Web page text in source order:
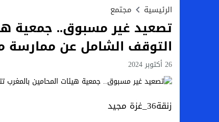
Previous
Next
الرئيسية مجتمع
تصعيد غير مسبوق.. جمعية
التوقف الشامل عن ممارسة
26 أكتوبر 2024
زنقة36_غزة مجيد